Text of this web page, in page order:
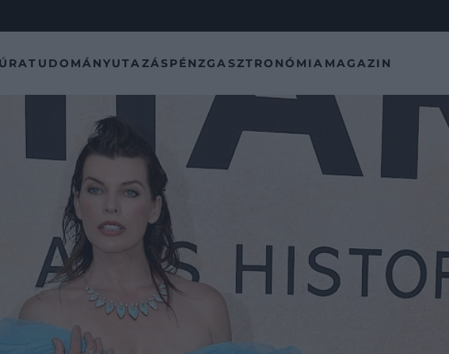
TUDOMÁNYUTAZÁSPÉNZGASZTRONÓMIA MAGAZIN